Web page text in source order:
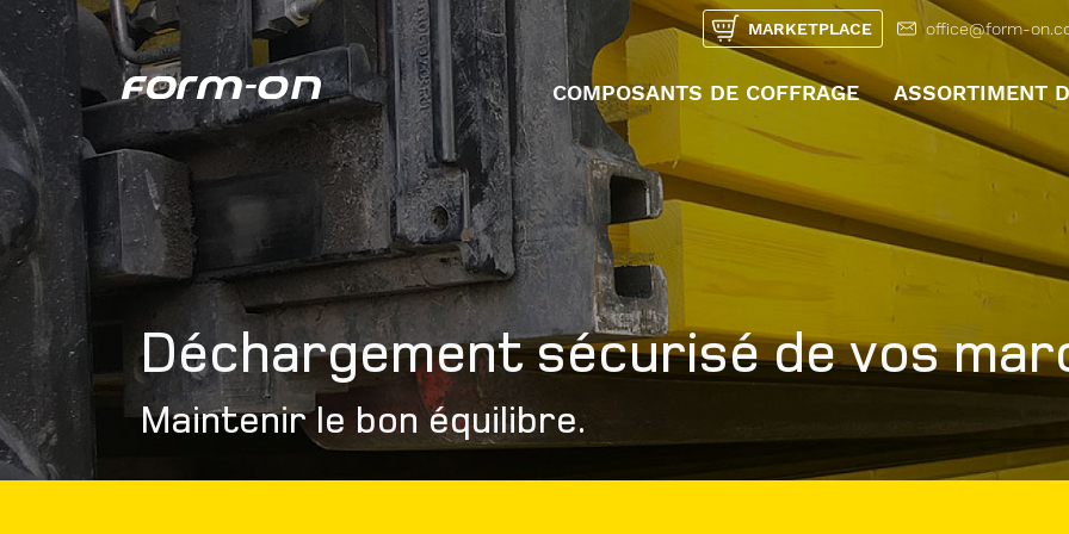
Aller au contenu principal
MARKETPLACE office@form-
COMPOSANTS DE COFFRAGEUNTERMENÜ
ASSORTIMENT
Déchargement sécurisé de vos
Maintenir le bon équilibre.